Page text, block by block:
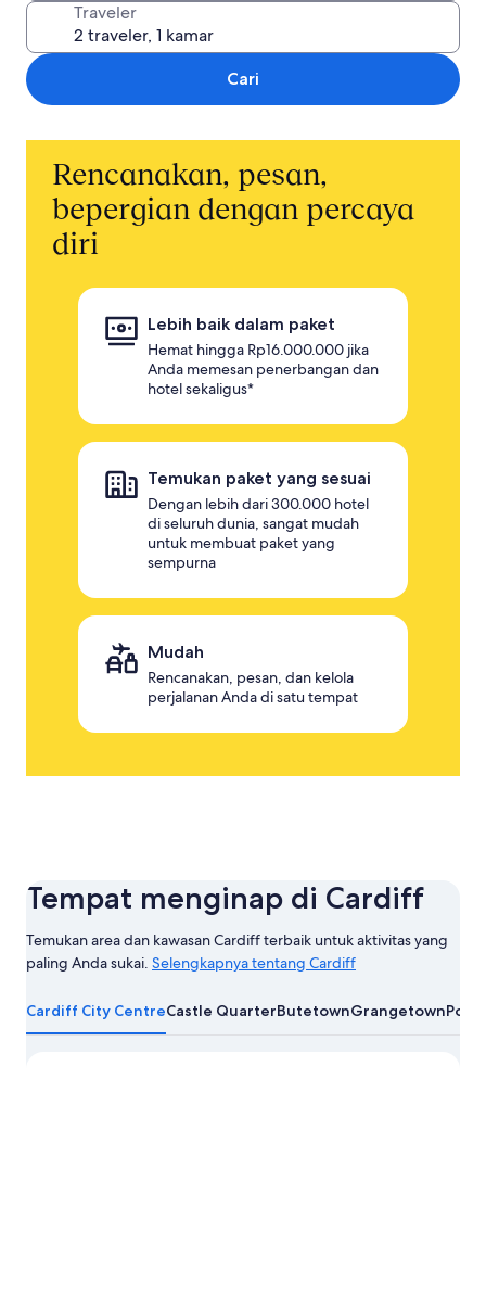
Traveler
Cari
Rencanakan, pesan,
bepergian dengan percaya
diri
Lebih baik dalam paket
Hemat hingga Rp16.000.000 jika
Anda memesan penerbangan dan
hotel sekaligus*
Temukan paket yang sesuai
Dengan lebih dari 300.000 hotel
di seluruh dunia, sangat mudah
untuk membuat paket yang
sempurna
Mudah
Rencanakan, pesan, dan kelola
perjalanan Anda di satu tempat
Tempat menginap di Cardiff
Temukan area dan kawasan Cardiff terbaik untuk aktivitas yang
paling Anda sukai. Selengkapnya tentang Cardiff
tentang
Cardiff
Cardiff City CentreCastle QuarterButetownGrangetown